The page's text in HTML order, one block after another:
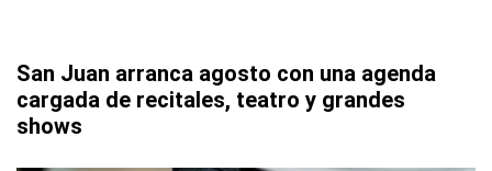
San Juan arranca agosto con una agenda
cargada de recitales, teatro y grandes
shows